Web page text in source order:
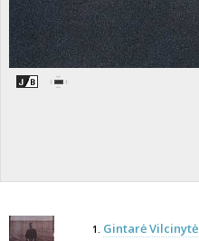
1. Gintarė Vilcinytė